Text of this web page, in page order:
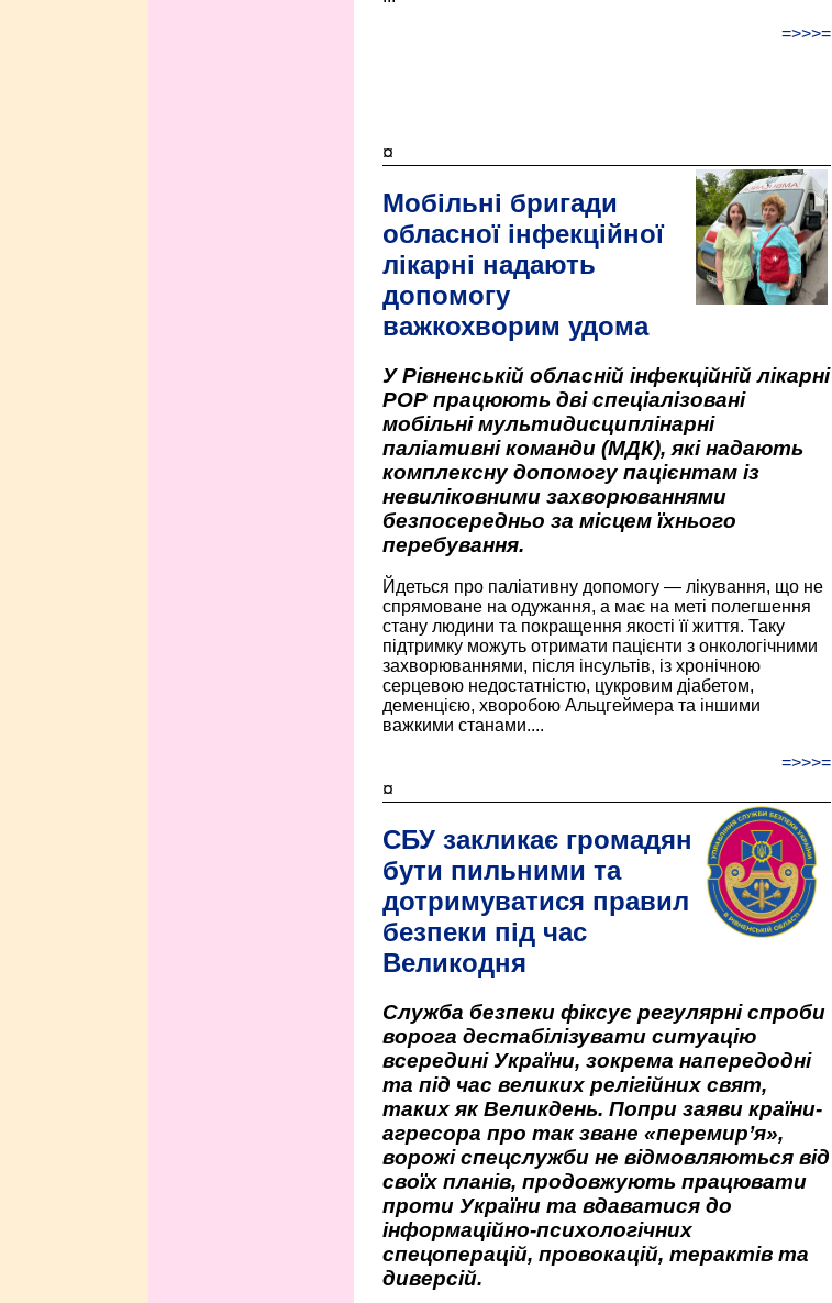
=>>>=
¤
Мобільні бригади
обласної інфекційної
лікарні надають
допомогу
важкохворим удома
У Рівненській обласній інфекційній лікарні
РОР працюють дві спеціалізовані
мобільні мультидисциплінарні
паліативні команди (МДК), які надають
комплексну допомогу пацієнтам із
невиліковними захворюваннями
безпосередньо за місцем їхнього
перебування.
Йдеться про паліативну допомогу — лікування, що не
спрямоване на одужання, а має на меті полегшення
стану людини та покращення якості її життя. Таку
підтримку можуть отримати пацієнти з онкологічними
захворюваннями, після інсультів, із хронічною
серцевою недостатністю, цукровим діабетом,
деменцією, хворобою Альцгеймера та іншими
важкими станами....
=>>>=
¤
СБУ закликає громадян
бути пильними та
дотримуватися правил
безпеки під час
Великодня
Служба безпеки фіксує регулярні спроби
ворога дестабілізувати ситуацію
всередині України, зокрема напередодні
та під час великих релігійних свят,
таких як Великдень. Попри заяви країни-
агресора про так зване «перемир’я»,
ворожі спецслужби не відмовляються від
своїх планів, продовжують працювати
проти України та вдаватися до
інформаційно-психологічних
спецоперацій, провокацій, терактів та
диверсій.